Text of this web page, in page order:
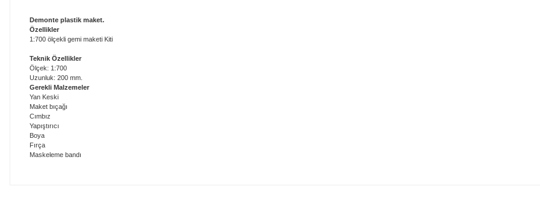
Demonte plastik maket.
Özellikler
1:700 ölçekli gemi maketi Kiti
Teknik Özellikler
Ölçek: 1:700
Uzunluk: 200 mm.
Gerekli Malzemeler
Yan Keski
Maket bıçağı
Cımbız
Yapıştırıcı
Boya
Fırça
Maskeleme bandı